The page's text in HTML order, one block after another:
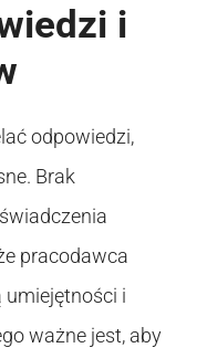
i
odpowiedzi,
Brak
pracodawca
umiejętności i
ważne jest, aby